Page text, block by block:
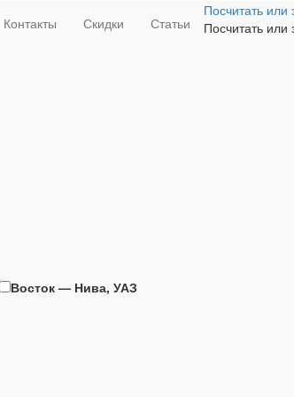
Контакты Скидки Статьи
Посчитать или
Посчитать или
Восток — Нива, УАЗ